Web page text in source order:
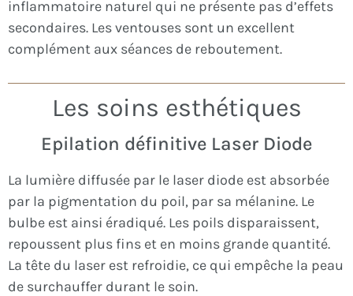
inflammatoire naturel qui ne présente pas d’effets
secondaires. Les ventouses sont un excellent
complément aux séances de reboutement.
Les soins esthétiques
Epilation définitive ​Laser Diode
La lumière diffusée par le laser diode est absorbée
par la pigmentation du poil, par sa mélanine. Le
bulbe est ainsi éradiqué. Les poils disparaissent,
repoussent plus fins et en moins grande quantité.
La tête du laser est refroidie, ce qui empêche la peau
de surchauffer durant le soin.